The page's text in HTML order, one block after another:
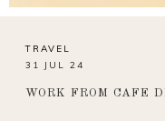
TRAVEL
31 JUL 24
WORK FROM CAFE